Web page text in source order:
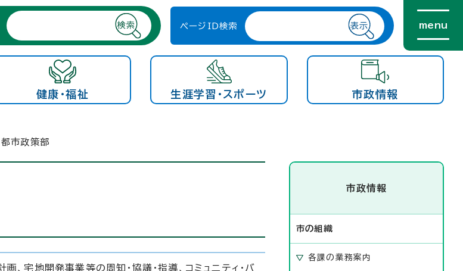
ページID検索 menu
健康・福祉 生涯学習・スポーツ 市政情報
市政策部
、宅地開発事業等の周知・協議・指導、コミュニティ・バ
市政情報
市の組織
各課の業務案内